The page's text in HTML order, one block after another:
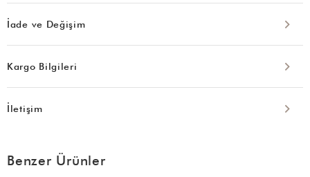
İade ve Değişim
Kargo Bilgileri
İletişim
Benzer Ürünler